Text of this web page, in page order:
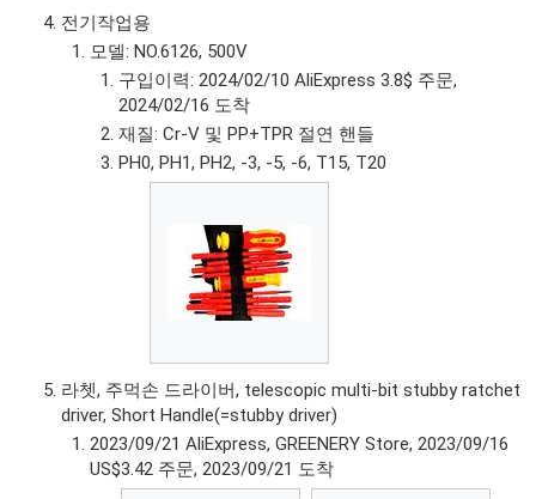
전기작업용
모델: NO.6126, 500V
구입이력: 2024/02/10 AliExpress 3.8$ 주문,
2024/02/16 도착
재질: Cr-V 및 PP+TPR 절연 핸들
PH0, PH1, PH2, -3, -5, -6, T15, T20
라쳇, 주먹손 드라이버, telescopic multi-bit stubby ratchet
driver, Short Handle(=stubby driver)
2023/09/21 AliExpress, GREENERY Store, 2023/09/16
US$3.42 주문, 2023/09/21 도착